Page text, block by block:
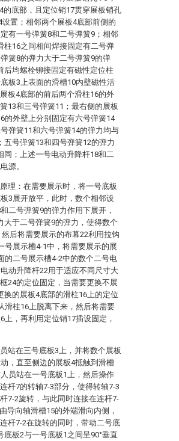
的底部，且定位销17贯穿展板销孔
置；相邻两个展板4底部前侧的
有一号弹簧8和二号弹簧9；相邻
柱16之间相间焊接固定有二号弹
簧8的弹力大于二号弹簧9的弹
后均螺栓铆接固定有磁性定位柱
板3上表面的滑槽10内壁磁性活
板4底部的前后两个滑柱16的外
13和三号弹簧11；最右侧的展板
的外壁上分别固定有六号弹簧14
弹簧11和六号弹簧14的弹力均与
五号弹簧13和四号弹簧12的弹力
同；上述一号电动升降杆18和二
源。
理：在需要展示时，将一号底板
3展开放平，此时，数个相邻设
二号弹簧9的弹力作用下展开，
大于二号弹簧9的弹力，使得数个
然后将需要展示的布幕22利用拉钩
号展示槽4-1中，将需要展示的展
的二号展示槽4-2中的数个二号电
动升降杆22用于适应不同尺寸大
24的定位固定，当需要更换不展
换的展板4底部的滑柱16上的定位
滑柱16上脱离下来，然后将需要
上，再利用定位销17插设固定，
站在三号底板3上，并将数个展板
，直至侧边的展板4抵触到滑槽
员站在一号底板1上，然后操作
杆7的转轴7-3部分，使得转轴7-3
7-2旋转，与此同时连接在连杆7-
导向轴滑槽15的外端滑向内侧，
杆7-2在旋转的同时，带动二号底
底板2与一号底板1之间呈90°垂直